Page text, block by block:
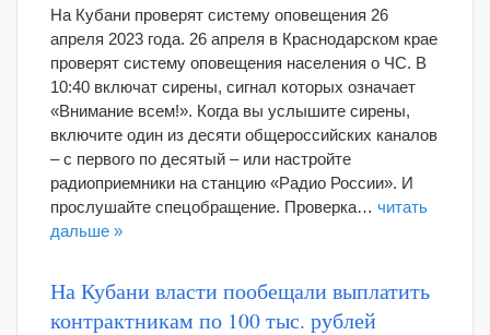
На Кубани проверят систему оповещения 26
апреля 2023 года. 26 апреля в Краснодарском крае
проверят систему оповещения населения о ЧС. В
10:40 включат сирены, сигнал которых означает
«Внимание всем!». Когда вы услышите сирены,
включите один из десяти общероссийских каналов
– с первого по десятый – или настройте
радиоприемники на станцию «Радио России». И
прослушайте спецобращение. Проверка… читать
дальше »
На Кубани власти пообещали выплатить
контрактникам по 100 тыс. рублей